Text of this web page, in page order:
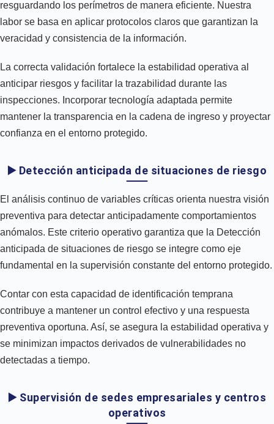
resguardando los perímetros de manera eficiente. Nuestra
labor se basa en aplicar protocolos claros que garantizan la
veracidad y consistencia de la información.
La correcta validación fortalece la estabilidad operativa al
anticipar riesgos y facilitar la trazabilidad durante las
inspecciones. Incorporar tecnología adaptada permite
mantener la transparencia en la cadena de ingreso y proyectar
confianza en el entorno protegido.
▶️ Detección anticipada de situaciones de riesgo
El análisis continuo de variables críticas orienta nuestra visión
preventiva para detectar anticipadamente comportamientos
anómalos. Este criterio operativo garantiza que la Detección
anticipada de situaciones de riesgo se integre como eje
fundamental en la supervisión constante del entorno protegido.
Contar con esta capacidad de identificación temprana
contribuye a mantener un control efectivo y una respuesta
preventiva oportuna. Así, se asegura la estabilidad operativa y
se minimizan impactos derivados de vulnerabilidades no
detectadas a tiempo.
▶️ Supervisión de sedes empresariales y centros
operativos